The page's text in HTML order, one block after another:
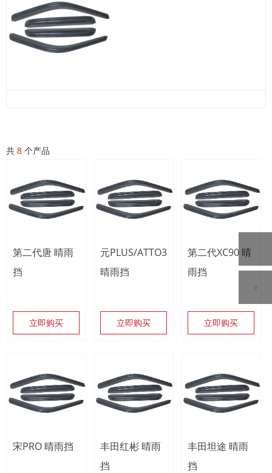
#
共 8 个产品
第二代唐 晴雨
挡
立即购买
元PLUS/ATTO3
晴雨挡
立即购买
第二代XC90 晴
雨挡
立即购买
宋PRO 晴雨挡
丰田红彬 晴雨
挡
丰田坦途 晴雨
挡